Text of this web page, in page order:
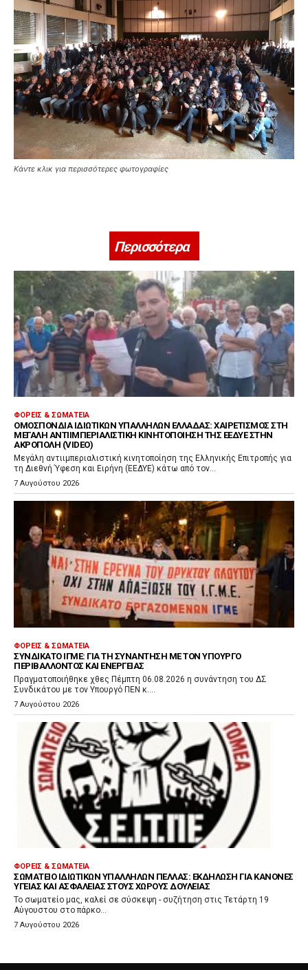
Κάντε κλικ για περισσότερες φωτογραφίες
Περισσότερα
ΦΟΡΕΊΣ & ΣΩΜΑΤΕΊΑ
ΟΜΟΣΠΟΝΔΊΑ ΙΔΙΩΤΙΚΏΝ ΥΠΑΛΛΉΛΩΝ ΕΛΛΆΔΑΣ: ΧΑΙΡΕΤΙΣΜΌΣ ΣΤΗ
ΜΕΓΆΛΗ ΑΝΤΙΙΜΠΕΡΙΑΛΙΣΤΙΚΉ ΚΙΝΗΤΟΠΟΊΗΣΗ ΤΗΣ ΕΕΔΥΕ ΣΤΗΝ
ΑΚΡΌΠΟΛΗ (VIDEO)
Μεγάλη αντιιμπεριαλιστική κινητοποίηση της Ελληνικής Επιτροπής για
τη Διεθνή Ύφεση και Ειρήνη (ΕΕΔΥΕ) κάτω από τον...
7 Αυγούστου 2026
ΦΟΡΕΊΣ & ΣΩΜΑΤΕΊΑ
ΣΥΝΔΙΚΆΤΟ ΙΓΜΕ: ΓΙΑ ΤΗ ΣΥΝΆΝΤΗΣΗ ΜΕ ΤΟΝ ΥΠΟΥΡΓΌ
ΠΕΡΙΒΆΛΛΟΝΤΟΣ ΚΑΙ ΕΝΈΡΓΕΙΑΣ
Πραγματοποιήθηκε χθες Πέμπτη 06.08.2026 η συνάντηση του ΔΣ
Συνδικάτου με τον Υπουργό ΠΕΝ κ....
7 Αυγούστου 2026
ΦΟΡΕΊΣ & ΣΩΜΑΤΕΊΑ
ΣΩΜΑΤΕΊΟ ΙΔΙΩΤΙΚΏΝ ΥΠΑΛΛΉΛΩΝ ΠΈΛΛΑΣ: ΕΚΔΉΛΩΣΗ ΓΙΑ ΚΑΝΌΝΕΣ
ΥΓΕΊΑΣ ΚΑΙ ΑΣΦΆΛΕΙΑΣ ΣΤΟΥΣ ΧΏΡΟΥΣ ΔΟΥΛΕΙΆΣ
Το σωματείο μας, καλεί σε σύσκεψη - συζήτηση στις Τετάρτη 19
Αύγουστου στο πάρκο...
7 Αυγούστου 2026